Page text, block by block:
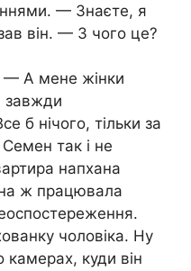
— Знаєте, я
він. — З чого це?
— А мене жінки
завжди
б нічого, тільки за
так і не
напхана
ж працювала
чоловіка. Ну
куди він